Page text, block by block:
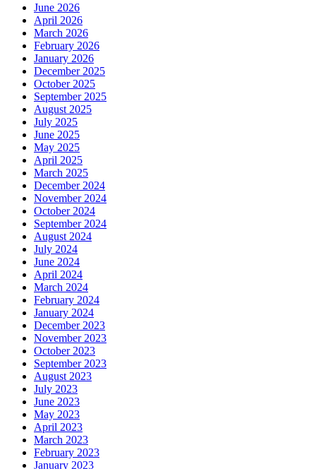
June 2026
April 2026
March 2026
February 2026
January 2026
December 2025
October 2025
September 2025
August 2025
July 2025
June 2025
May 2025
April 2025
March 2025
December 2024
November 2024
October 2024
September 2024
August 2024
July 2024
June 2024
April 2024
March 2024
February 2024
January 2024
December 2023
November 2023
October 2023
September 2023
August 2023
July 2023
June 2023
May 2023
April 2023
March 2023
February 2023
January 2023